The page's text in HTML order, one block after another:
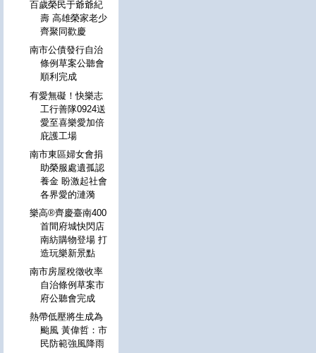
百歲榮民于爺爺紀
壽 高雄榮家老少
齊聚同歡慶
南市公債發行自治
條例草案公聽會
順利完成
有愛無礙！快樂志
工行善隊0924送
愛至喜樂愛加倍
庇護工場
南市東區婦女會捐
助榮服處遺孤認
養金 盼激起社會
各界愛的漣漪
樂高®齊慶臺南400
首間府城快閃店
南紡購物登場 打
造玩樂新景點
南市房屋稅徵收率
自治條例草案市
府公聽會完成
熱帶低壓將生成為
颱風 黃偉哲：市
民防範強風降雨